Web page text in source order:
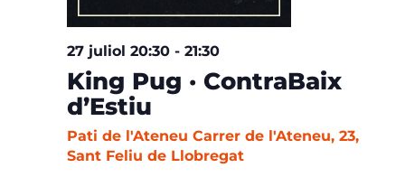
27 juliol 20:30- 21:30
King Pug · ContraBaix
d’Estiu
Pati de l'Ateneu Carrer de l'Ateneu, 23,
Sant Feliu de Llobregat